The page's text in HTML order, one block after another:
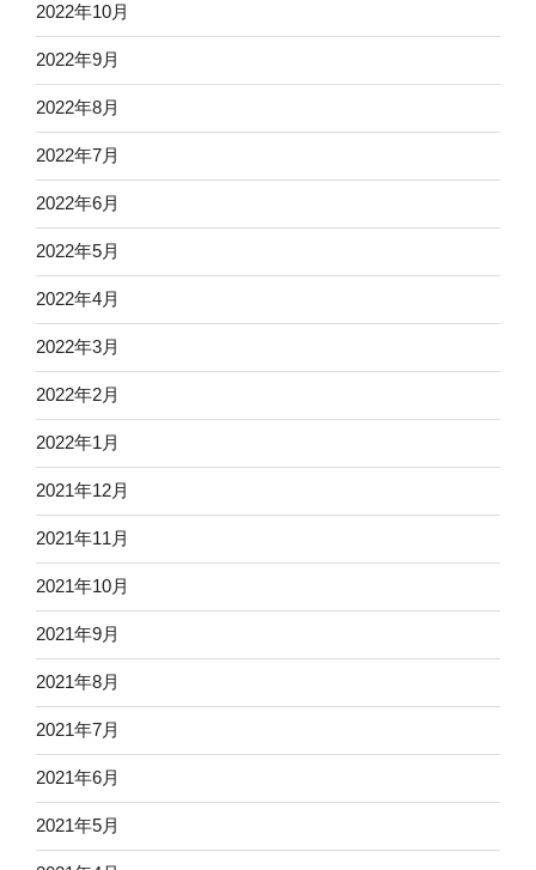
2022年10月
2022年9月
2022年8月
2022年7月
2022年6月
2022年5月
2022年4月
2022年3月
2022年2月
2022年1月
2021年12月
2021年11月
2021年10月
2021年9月
2021年8月
2021年7月
2021年6月
2021年5月